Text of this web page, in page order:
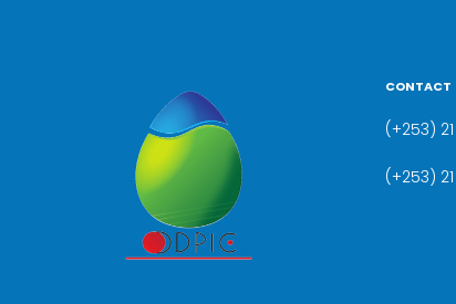
CONTACT
(+253) 21
(+253)